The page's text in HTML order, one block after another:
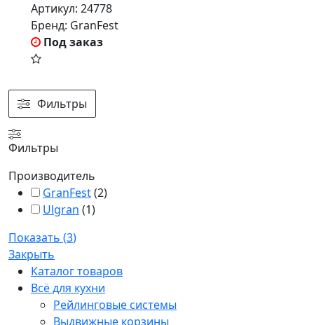
Фильтры
Фильтры
Производитель
GranFest(2)
Ulgran (1)
Показать (3)
Закрыть
Каталог товаров
Всё для кухни
Рейлинговые системы
Выдвижные корзины
Артикул: 24778
Бренд: GranFest
Под заказ